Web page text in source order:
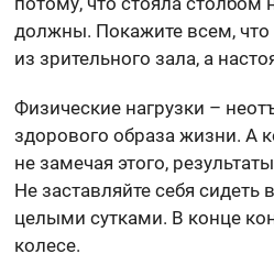
должны. Покажите всем,
из зрительного зала, а
Физические нагрузки –
здорового образа жизни. А
не замечая этого,
Не заставляйте себя
целыми сутками. В конце
колесе.